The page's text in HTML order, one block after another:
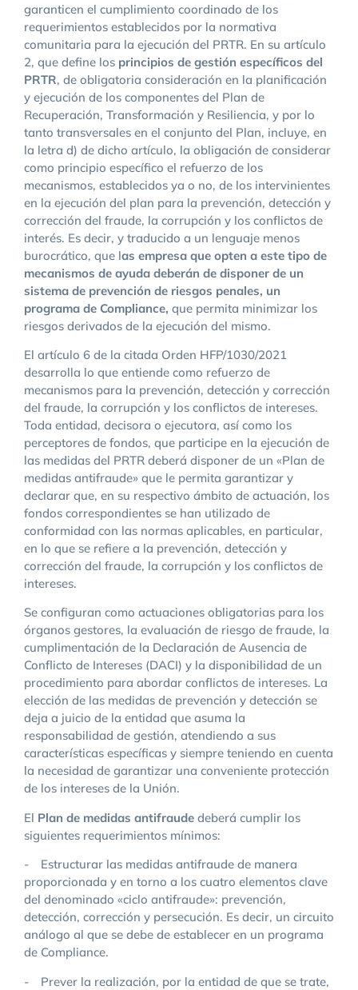
garanticen el cumplimiento coordinado de los
requerimientos establecidos por la normativa
comunitaria para la ejecución del PRTR. En su artículo
2, que define los principios de gestión específicos del
PRTR, de obligatoria consideración en la planificación
y ejecución de los componentes del Plan de
Recuperación, Transformación y Resiliencia, y por lo
tanto transversales en el conjunto del Plan, incluye, en
la letra d) de dicho artículo, la obligación de considerar
como principio específico el refuerzo de los
mecanismos, establecidos ya o no, de los intervinientes
en la ejecución del plan para la prevención, detección y
corrección del fraude, la corrupción y los conflictos de
interés. Es decir, y traducido a un lenguaje menos
burocrático, que las empresa que opten a este tipo de
mecanismos de ayuda deberán de disponer de un
sistema de prevención de riesgos penales, un
programa de Compliance, que permita minimizar los
riesgos derivados de la ejecución del mismo.
El artículo 6 de la citada Orden HFP/1030/2021
desarrolla lo que entiende como refuerzo de
mecanismos para la prevención, detección y corrección
del fraude, la corrupción y los conflictos de intereses.
Toda entidad, decisora o ejecutora, así como los
perceptores de fondos, que participe en la ejecución de
las medidas del PRTR deberá disponer de un «Plan de
medidas antifraude» que le permita garantizar y
declarar que, en su respectivo ámbito de actuación, los
fondos correspondientes se han utilizado de
conformidad con las normas aplicables, en particular,
en lo que se refiere a la prevención, detección y
corrección del fraude, la corrupción y los conflictos de
intereses.
Se configuran como actuaciones obligatorias para los
órganos gestores, la evaluación de riesgo de fraude, la
cumplimentación de la Declaración de Ausencia de
Conflicto de Intereses (DACI) y la disponibilidad de un
procedimiento para abordar conflictos de intereses. La
elección de las medidas de prevención y detección se
deja a juicio de la entidad que asuma la
responsabilidad de gestión, atendiendo a sus
características específicas y siempre teniendo en cuenta
la necesidad de garantizar una conveniente protección
de los intereses de la Unión.
El Plan de medidas antifraude deberá cumplir los
siguientes requerimientos mínimos:
- Estructurar las medidas antifraude de manera
proporcionada y en torno a los cuatro elementos clave
del denominado «ciclo antifraude»: prevención,
detección, corrección y persecución. Es decir, un circuito
análogo al que se debe de establecer en un programa
de Compliance.
- Prever la realización, por la entidad de que se trate,